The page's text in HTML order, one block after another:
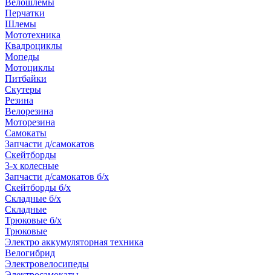
Велошлемы
Перчатки
Шлемы
Мототехника
Квадроциклы
Мопеды
Мотоциклы
Питбайки
Скутеры
Резина
Велорезина
Моторезина
Самокаты
Запчасти д/самокатов
Скейтборды
3-х колесные
Запчасти д/самокатов б/х
Скейтборды б/х
Складные б/х
Складные
Трюковые б/х
Трюковые
Электро аккумуляторная техника
Велогибрид
Электровелосипеды